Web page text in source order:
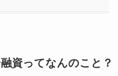
資ってなんのこと？